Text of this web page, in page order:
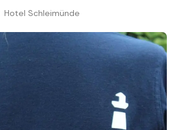
Hotel Schleimünde